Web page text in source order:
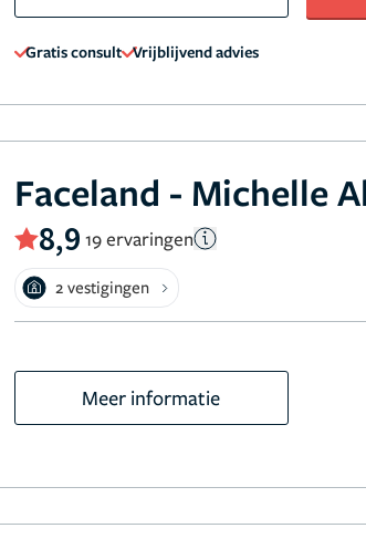
Gratis consult Vrijblijvend advies
Faceland - Michelle
8,9 19 ervaringen
2 vestigingen
Meer informatie